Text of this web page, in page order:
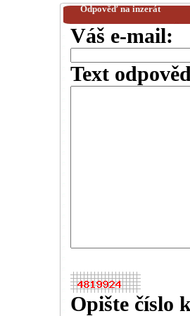
Odpověď na inzerát
Váš e-mail:
Text
Opište číslo